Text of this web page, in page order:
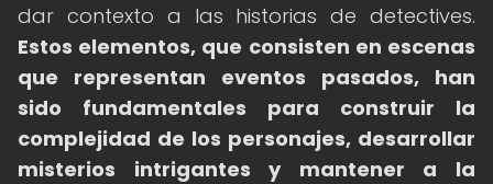
dar contexto a las historias de detectives.
Estos elementos, que consisten en escenas
que representan eventos pasados, han
sido fundamentales para construir la
complejidad de los personajes, desarrollar
misterios intrigantes y mantener a la